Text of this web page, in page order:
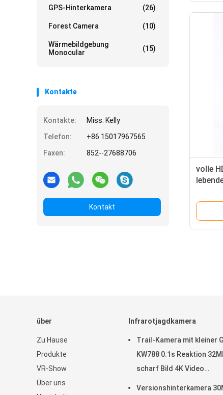
GPS-Hinterkamera (26)
Forest Camera (10)
Wärmebildgebung
Monocular
(15)
Kontakte
Kontakte:
Miss. Kelly
Telefon:
+86 15017967565
Faxen:
852--27688706
Kontakt
volle
über
Zu Hause
Produkte
VR-Show
Über uns
Infrarotjagdkamera
Trail-Kamera mit kleiner
KW788 0.1s Reaktion
scharf Bild 4K Video
Versionshinterkamera